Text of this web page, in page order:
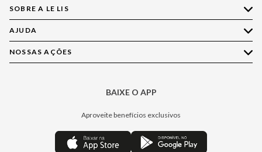
SOBRE A LE LIS
Quem Somos
Nossas Lojas
Política de Privacidade
Central de Preferências
AJUDA
Compre pelo WhatsApp
Central de Relacionamento
Regulamentos
NOSSAS AÇÕES
BAIXE O APP
Aproveite benefícios exclusivos